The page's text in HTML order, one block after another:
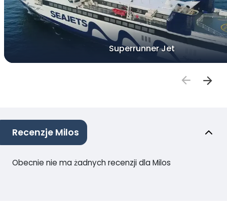
Superrunner Jet
Recenzje Milos
Obecnie nie ma żadnych recenzji dla Milos